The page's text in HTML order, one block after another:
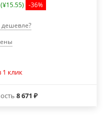
(¥15.55) -36%
1 клик
8 671 ₽